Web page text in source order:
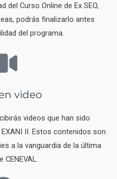
del Curso Online de Ex SEO,
podrás finalizarlo antes
del programa.
video
videos que han sido
II. Estos contenidos son
a la vanguardia de la última
CENEVAL.